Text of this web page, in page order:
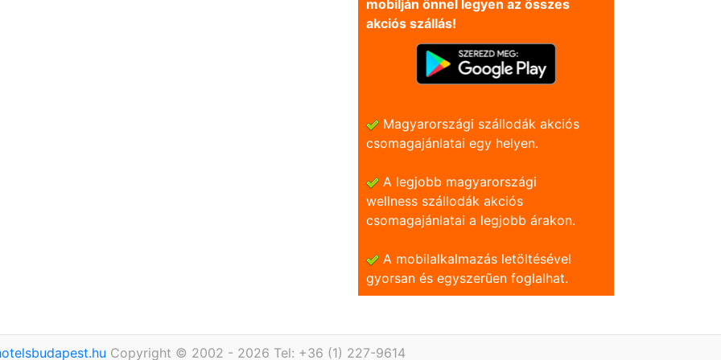
mobilján önnel legyen az összes
akciós szállás!
Magyarországi szállodák akciós
csomagajánlatai egy helyen.
A legjobb magyarországi
wellness szállodák akciós
csomagajánlatai a legjobb árakon.
A mobilalkalmazás letöltésével
gyorsan és egyszerũen foglalhat.
Copyright © 2002 - 2026 Tel: +36 (1) 227-9614